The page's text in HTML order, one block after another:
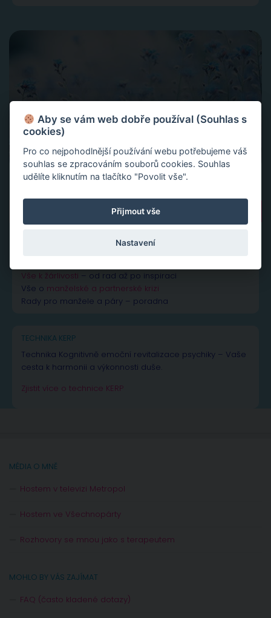
Vše k žárlivosti – od rad až po inspiraci
Vše o manželské a partnerské krizi
Rady pro manžele a páry – poradna
TECHNIKA KERP
Technika Kognitivně emoční revitalizace psychiky – Vaše
cesta k harmonii a výkonnosti duše.
Zjistit více o technice KERP
MÉDIA O MNĚ
Hostem v televizi Metropol
Hostem ve Všechnopárty
Rozhovory se mnou jako s terapeutem
MOHLO BY VÁS ZAJÍMAT
FAQ (často kladené dotazy)
Aby se vám web dobře používal (Souhlas s
cookies)
Pro co nejpohodlnější používání webu potřebujeme váš
souhlas se zpracováním souborů cookies. Souhlas
udělíte kliknutím na tlačítko "Povolit vše".
Přijmout vše
Nastavení